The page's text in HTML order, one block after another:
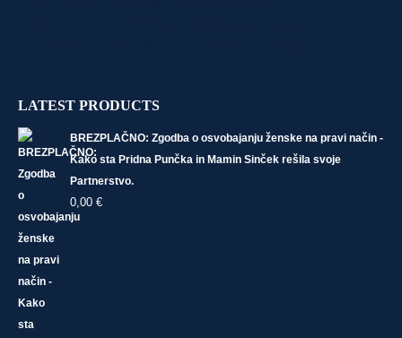
LATEST PRODUCTS
BREZPLAČNO: Zgodba o osvobajanju ženske na pravi način -
Kako sta Pridna Punčka in Mamin Sinček rešila svoje
Partnerstvo.
0,00 €